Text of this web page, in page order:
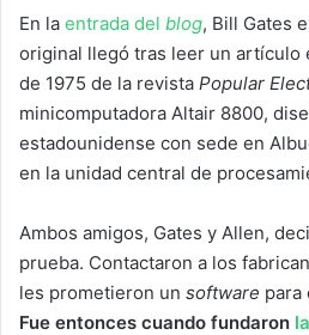
En la entrada del blog, Bill Gates
original llegó tras leer un artículo
de 1975 de la revista Popular
minicomputadora Altair 8800,
estadounidense con sede en
en la unidad central de
Ambos amigos, Gates y Allen,
prueba. Contactaron a los
les prometieron un software para
Fue entonces cuando fundaron